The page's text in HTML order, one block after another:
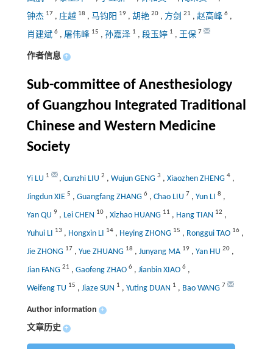
钟杰 17 , 庄越 18 , 马钧阳 19 , 胡艳 20, 方剑 21 , 赵高峰 6,
肖建斌 6, 屠伟峰 15 , 孙嘉泽 1 , 段玉婷 1 , 王保 7
作者信息 +
Sub-committee of Anesthesiology
of Guangzhou Integrated Traditional
Chinese and Western Medicine
Society
Yi LU 1 , Cunzhi LIU 2 , Wujun GENG 3 , Xiaozhen ZHENG 4,
Jingdun XIE 5 , Guangfang ZHANG 6, Chao LIU 7 , Yun LI 8 ,
Yan QU 9 , Lei CHEN 10, Xizhao HUANG 11 , Hang TIAN 12 ,
Yuhui LI 13 , Hongxin LI 14, Heying ZHONG 15 , Ronggui TAO 16,
Jie ZHONG 17 , Yue ZHUANG 18 , Junyang MA 19 , Yan HU 20,
Jian FANG 21 , Gaofeng ZHAO 6, Jianbin XIAO 6,
Weifeng TU 15 , Jiaze SUN 1 , Yuting DUAN 1 , Bao WANG 7
Author information +
文章历史 +